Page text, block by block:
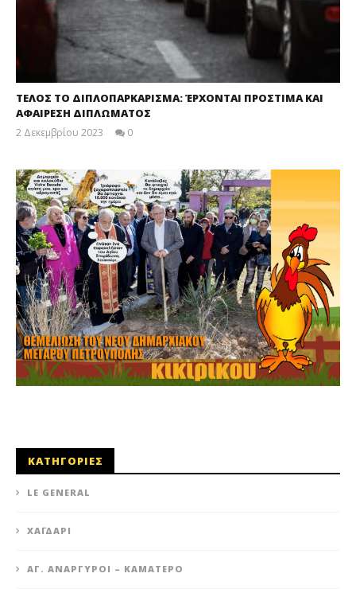
ΤΕΛΟΣ ΤΟ ΔΙΠΛΟΠΑΡΚΑΡΙΣΜΑ: ΈΡΧΟΝΤΑΙ ΠΡΟΣΤΙΜΑ ΚΑΙ
ΑΦΑΙΡΕΣΗ ΔΙΠΛΩΜΑΤΟΣ
2 Δεκεμβρίου 2023
0
ΚΑΤΗΓΟΡΙΕΣ
LE GENERAL
XΑΪΔΆΡΙ
ΆΓ. ΑΝΆΡΓΥΡΟΙ – KΑΜΑΤΕΡΌ